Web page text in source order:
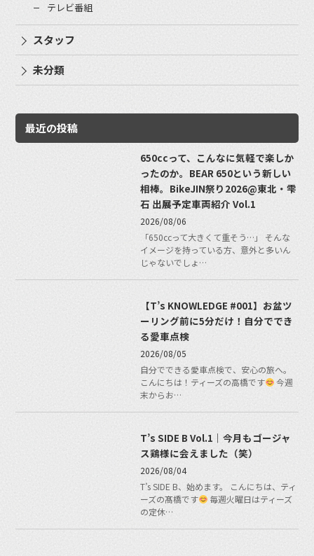
テレビ番組
スタッフ
未分類
最近の投稿
650ccって、こんなに気軽で楽しか
ったのか。BEAR 650という新しい
相棒。BikeJIN祭り2026@東北・雫
石 出展予定車両紹介 Vol.1
2026/08/06
「650ccって大きくて重そう…」 そんな
イメージを持っている方、意外と多いん
じゃないでしょ…
【T’s KNOWLEDGE #001】お盆ツ
ーリング前に5分だけ！自分ででき
る愛車点検
2026/08/05
自分でできる愛車点検で、安心の旅へ。
こんにちは！ティーズの高橋です
今週
末からお…
T’s SIDE B Vol.1｜今月もゴージャ
ス鶏様に会えました（笑）
2026/08/04
T’s SIDE B、始めます。 こんにちは、ティ
ーズの髙橋です
毎週火曜日はティーズ
の定休…